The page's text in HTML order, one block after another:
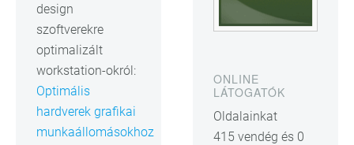
design
szoftverekre
optimalizált
workstation-okról:
Optimális
hardverek grafikai
munkaállomásokhoz
ONLINE
LÁTOGATÓK
Oldalainkat
415 vendég és 0